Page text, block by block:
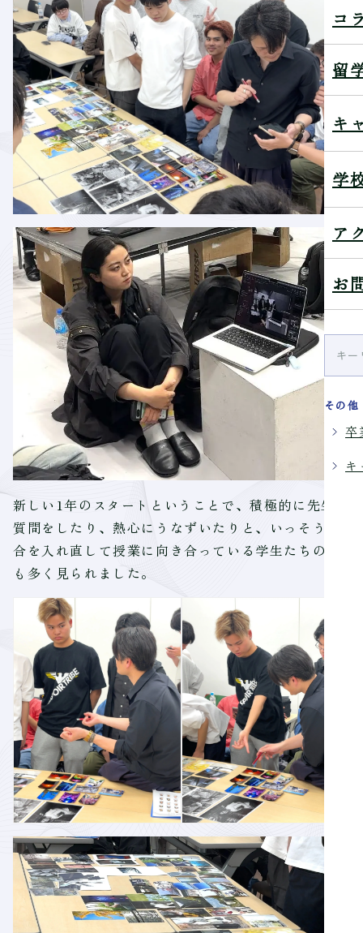
コ
留
キ
学
ア
お
その他
卒
キ
新しい1年のスタートということで、積極的に先生に
質問をしたり、熱心にうなずいたりと、いっそう気
合を入れ直して授業に向き合っている学生たちの姿
も多く見られました。